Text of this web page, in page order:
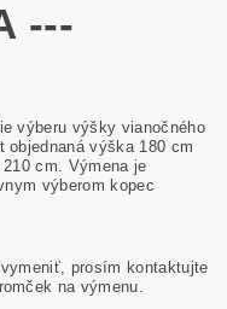
---
výberu výšky vianočného
objednaná výška 180 cm
cm. Výmena je
výberom kopec
prosím kontaktujte
na výmenu.